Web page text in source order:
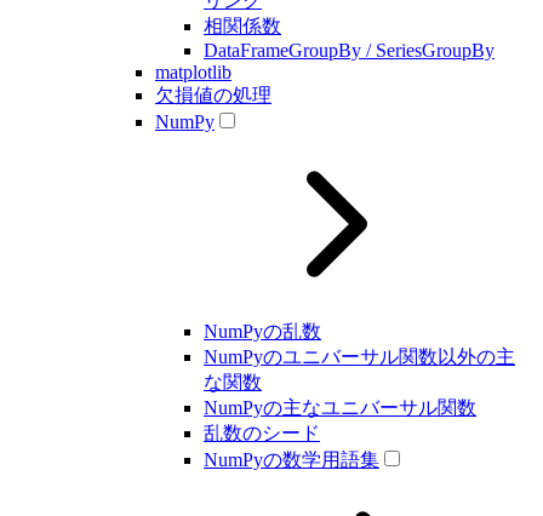
相関係数
DataFrameGroupBy / SeriesGroupBy
matplotlib
欠損値の処理
NumPy
NumPyの乱数
NumPyのユニバーサル関数以外の主
な関数
NumPyの主なユニバーサル関数
乱数のシード
NumPyの数学用語集